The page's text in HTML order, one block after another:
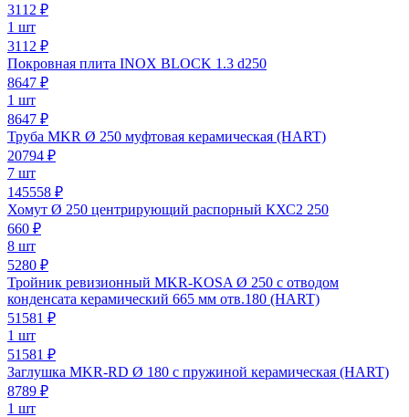
3112 ₽
1 шт
3112 ₽
Покровная плита INOX BLOCK 1.3 d250
8647 ₽
1 шт
8647 ₽
Труба MKR Ø 250 муфтовая керамическая (HART)
20794 ₽
7 шт
145558 ₽
Хомут Ø 250 центрирующий распорный КХС2 250
660 ₽
8 шт
5280 ₽
Тройник ревизионный MKR-KOSA Ø 250 с отводом
конденсата керамический 665 мм отв.180 (HART)
51581 ₽
1 шт
51581 ₽
Заглушка MKR-RD Ø 180 с пружиной керамическая (HART)
8789 ₽
1 шт